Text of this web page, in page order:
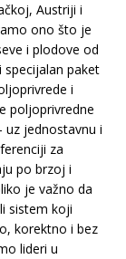
Austriji i
ono što je
i plodove od
paket
i
poljoprivredne
jednostavnu i
za
po brzoj i
je važno da
sistem koji
korektno i bez
lideri u